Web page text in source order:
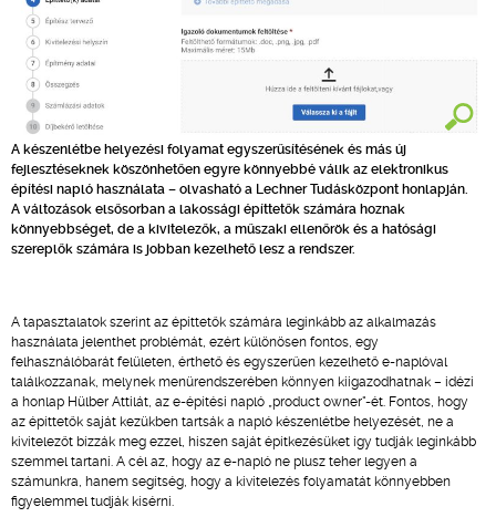
A készenlétbe helyezési folyamat egyszerűsítésének és más új
fejlesztéseknek köszönhetően egyre könnyebbé válik az elektronikus
építési napló használata – olvasható a Lechner Tudásközpont honlapján.
A változások elsősorban a lakossági építtetők számára hoznak
könnyebbséget, de a kivitelezők, a műszaki ellenőrök és a hatósági
szereplők számára is jobban kezelhető lesz a rendszer.
A tapasztalatok szerint az építtetők számára leginkább az alkalmazás
használata jelenthet problémát, ezért különösen fontos, egy
felhasználóbarát felületen, érthető és egyszerűen kezelhető e-naplóval
találkozzanak, melynek menürendszerében könnyen kiigazodhatnak – idézi
a honlap Hülber Attilát, az e-építési napló „product owner"-ét. Fontos, hogy
az építtetők saját kezükben tartsák a napló készenlétbe helyezését, ne a
kivitelezőt bízzák meg ezzel, hiszen saját építkezésüket így tudják leginkább
szemmel tartani. A cél az, hogy az e-napló ne plusz teher legyen a
számunkra, hanem segítség, hogy a kivitelezés folyamatát könnyebben
figyelemmel tudják kísérni.